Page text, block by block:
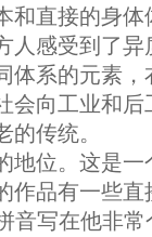
和直接的身
人感受到了
体系的元素
会向工业和
传统。
地位。这是
作品有一些
音写在他非